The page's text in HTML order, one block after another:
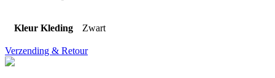
Kleur Kleding Zwart
Verzending & Retour